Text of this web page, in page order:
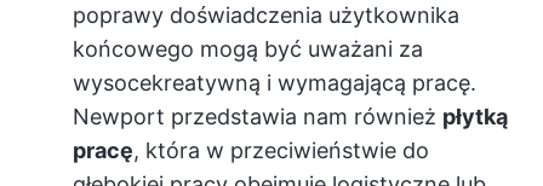
poprawy doświadczenia użytkownika
końcowego mogą być uważani za
wysocekreatywną i wymagającą pracę.
Newport przedstawia nam również płytką
pracę, która w przeciwieństwie do